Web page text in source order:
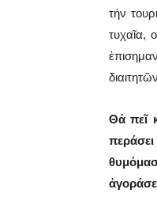
τήν
τυχαῖα,
Θά πεῖ